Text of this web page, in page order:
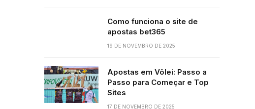
Como funciona o site de
apostas bet365
19 DE NOVEMBRO DE 2025
Apostas em Vôlei: Passo a
Passo para Começar e Top
Sites
17 DE NOVEMBRO DE 2025